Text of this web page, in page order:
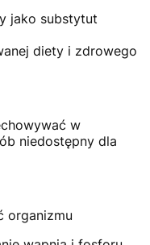
jako substytut
diety i zdrowego
w
niedostępny dla
organizmu